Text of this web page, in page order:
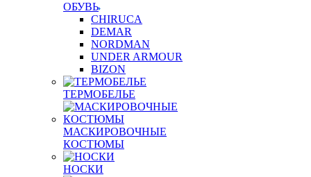
ОБУВЬ
CHIRUCA
DEMAR
NORDMAN
UNDER ARMOUR
BIZON
ТЕРМОБЕЛЬЕ
МАСКИРОВОЧНЫЕ
КОСТЮМЫ
НОСКИ